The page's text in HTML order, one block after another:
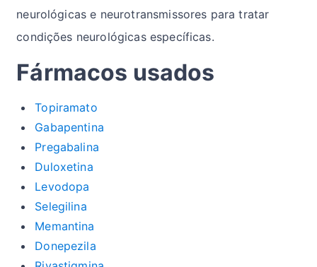
neurológicas e neurotransmissores para tratar
condições neurológicas específicas.
Fármacos usados
Topiramato
Gabapentina
Pregabalina
Duloxetina
Levodopa
Selegilina
Memantina
Donepezila